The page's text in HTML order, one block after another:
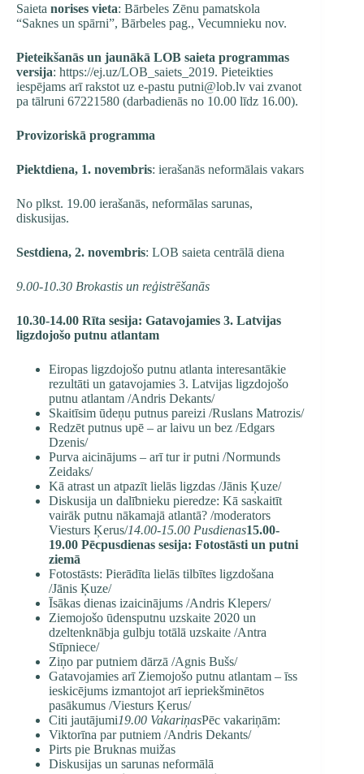
Saieta norises vieta: Bārbeles Zēnu pamatskola
“Saknes un spārni”, Bārbeles pag., Vecumnieku nov.
Pieteikšanās un jaunākā LOB saieta programmas
versija: https://ej.uz/LOB_saiets_2019. Pieteikties
iespējams arī rakstot uz e-pastu putni@lob.lv vai zvanot
pa tālruni 67221580 (darbadienās no 10.00 līdz 16.00).
Provizoriskā programma
Piektdiena, 1. novembris: ierašanās neformālais vakars
No plkst. 19.00 ierašanās, neformālas sarunas,
diskusijas.
Sestdiena, 2. novembris: LOB saieta centrālā diena
9.00-10.30 Brokastis un reģistrēšanās
10.30-14.00 Rīta sesija: Gatavojamies 3. Latvijas
ligzdojošo putnu atlantam
Eiropas ligzdojošo putnu atlanta interesantākie
rezultāti un gatavojamies 3. Latvijas ligzdojošo
putnu atlantam /Andris Dekants/
Skaitīsim ūdeņu putnus pareizi /Ruslans Matrozis/
Redzēt putnus upē – ar laivu un bez /Edgars
Dzenis/
Purva aicinājums – arī tur ir putni /Normunds
Zeidaks/
Kā atrast un atpazīt lielās ligzdas /Jānis Ķuze/
Diskusija un dalībnieku pieredze: Kā saskaitīt
vairāk putnu nākamajā atlantā? /moderators
Viesturs Ķerus/14.00-15.00 Pusdienas15.00-
19.00 Pēcpusdienas sesija: Fotostāsti un putni
ziemā
Fotostāsts: Pierādīta lielās tilbītes ligzdošana
/Jānis Ķuze/
Īsākas dienas izaicinājums /Andris Klepers/
Ziemojošo ūdensputnu uzskaite 2020 un
dzeltenknābja gulbju totālā uzskaite /Antra
Stīpniece/
Ziņo par putniem dārzā /Agnis Bušs/
Gatavojamies arī Ziemojošo putnu atlantam – īss
ieskicējums izmantojot arī iepriekšminētos
pasākumus /Viesturs Ķerus/
Citi jautājumi19.00 VakariņasPēc vakariņām:
Viktorīna par putniem /Andris Dekants/
Pirts pie Bruknas muižas
Diskusijas un sarunas neformālā